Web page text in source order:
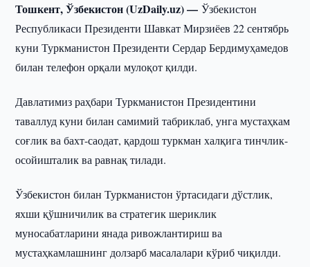
Тошкент, Ўзбекистон (UzDaily.uz) —Ўзбекистон
Республикаси Президенти Шавкат Мирзиёев 22 сентябрь
куни Туркманистон Президенти Сердар Бердимуҳамедов
билан телефон орқали мулоқот қилди.
Давлатимиз раҳбари Туркманистон Президентини
таваллуд куни билан самимий табриклаб, унга мустаҳкам
соғлик ва бахт-саодат, қардош туркман халқига тинчлик-
осойишталик ва равнақ тилади.
Ўзбекистон билан Туркманистон ўртасидаги дўстлик,
яхши қўшничилик ва стратегик шериклик
муносабатларини янада ривожлантириш ва
мустаҳкамлашнинг долзарб масалалари кўриб чиқилди.